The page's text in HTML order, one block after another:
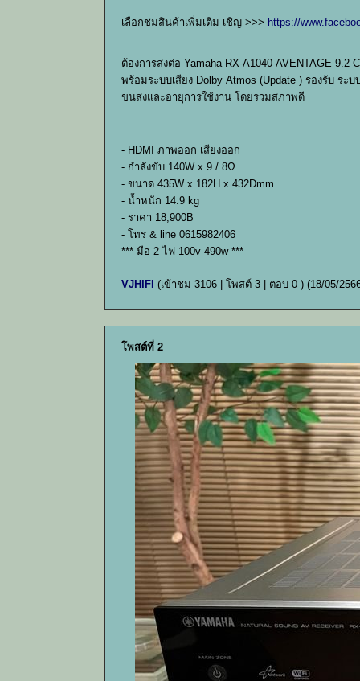
เลือกชมสินค้าเพิ่มเติม เชิญ >>> https://
ต้องการส่งต่อ Yamaha RX-A1040 AVENTAGE
พร้อมระบบเสียง Dolby Atmos (Update ) รองรับ ระ
ขนส่งและอายุการใช้งาน โดยรวมสภาพดี
- HDMI ภาพออก เสียงออก
- กำลังขับ 140W x 9 / 8Ω
- ขนาด 435W x 182H x 432Dmm
- น้ำหนัก 14.9 kg
- ราคา 18,900B
- โทร & line 0615982406
*** มือ 2 ไฟ 100v 490w ***
VJHIFI (เข้าชม 3106 | โพสต์ 3 | ตอบ 0 ) (18/05/
โพสต์ที่ 2